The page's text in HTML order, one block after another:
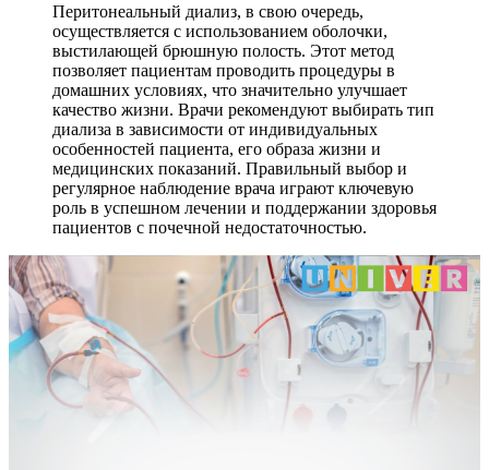
Перитонеальный диализ, в свою очередь,
осуществляется с использованием оболочки,
выстилающей брюшную полость. Этот метод
позволяет пациентам проводить процедуры в
домашних условиях, что значительно улучшает
качество жизни. Врачи рекомендуют выбирать тип
диализа в зависимости от индивидуальных
особенностей пациента, его образа жизни и
медицинских показаний. Правильный выбор и
регулярное наблюдение врача играют ключевую
роль в успешном лечении и поддержании здоровья
пациентов с почечной недостаточностью.